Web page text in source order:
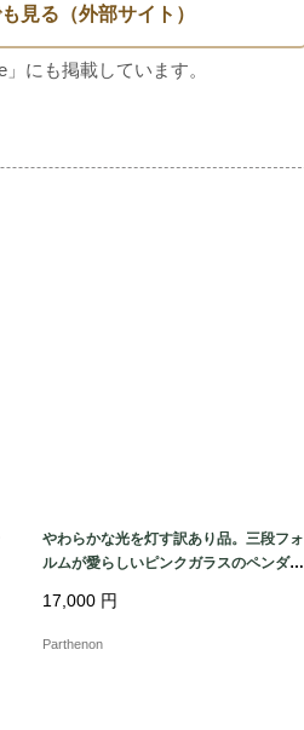
やわらかな光を灯す訳あり品。三段フォ
ルムが愛らしいピンクガラスのペンダン
17,000 円
Parthenon